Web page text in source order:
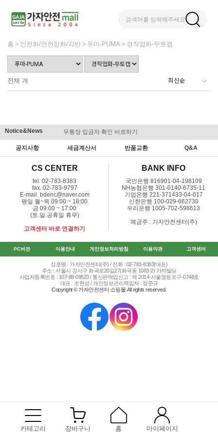
검색어를 입력해주세요
카테고리 장바구니 홈 마이페이지
홈 안전화/안전장화/각반 푸마-PUMA 경작업화-무토캡
전체 개
Notice&News 무통장 입금자 확인 바로하기
공지사항 세금계산서 반품교환 Q&A
CS CENTER
tel. 02-783-8383
fax. 02-783-9797
E-mail. bdenc@naver.com
평일 월~목 09:00 ~ 18:00
금 09:00 ~ 17:00
(토.일.공휴일 휴무)
고객센터 바로 연결하기
BANK INFO
국민은행 816901-04-198109
NH농협은행 301-0140-6735-11
기업은행 221-371433-04-017
신한은행 100-029-662730
우리은행 1005-702-598613
예금주 : 가자안전센터(주)
PC버전 이용안내 개인정보처리방침 이용약관 고객센터
상호명 : 가자안전센터(주) / 전화 : 02-783-8383(대표)
주소 : 서울시 강서구 화곡로20길27(화곡동 1083-2) 가자빌딩
사업자등록번호 : 107-88-09523 / 통신판매업신고 : 제 2014-서울영등포구-0748호
대표 : 조현성 / 개인정보관리책임자 : 정준규
Copyright © 가자안전센터 쇼핑몰 All rights reserved.